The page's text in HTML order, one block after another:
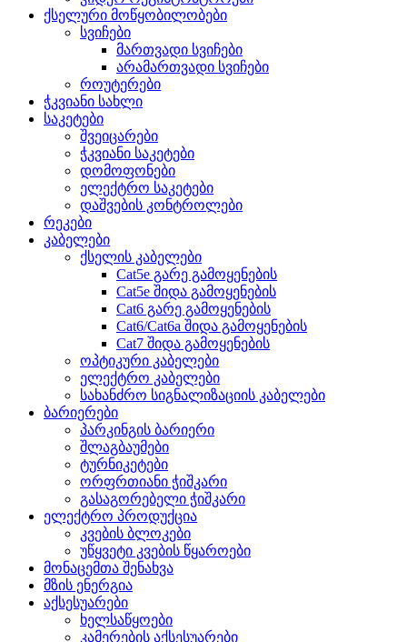
ქსელური მოწყობილობები
სვიჩები
მართვადი სვიჩები
არამართვადი სვიჩები
როუტერები
ჭკვიანი სახლი
საკეტები
შვეიცარები
ჭკვიანი საკეტები
დომოფონები
ელექტრო საკეტები
დაშვების კონტროლები
რეკები
კაბელები
ქსელის კაბელები
Cat5e გარე გამოყენების
Cat5e შიდა გამოყენების
Cat6 გარე გამოყენების
Cat6/Cat6a შიდა გამოყენების
Cat7 შიდა გამოყენების
ოპტიკური კაბელები
ელექტრო კაბელები
სახანძრო სიგნალიზაციის კაბელები
ბარიერები
პარკინგის ბარიერი
შლაგბაუმები
ტურნიკეტები
ორფრთიანი ჭიშკარი
გასაგორებელი ჭიშკარი
ელექტრო პროდუქცია
კვების ბლოკები
უწყვეტი კვების წყაროები
მონაცემთა შენახვა
მზის ენერგია
აქსესუარები
ხელსაწყოები
კამერების აქსესუარები